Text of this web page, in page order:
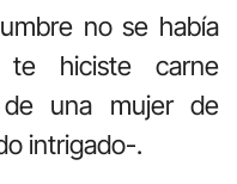
no se había
te hiciste carne
una mujer de
intrigado-.